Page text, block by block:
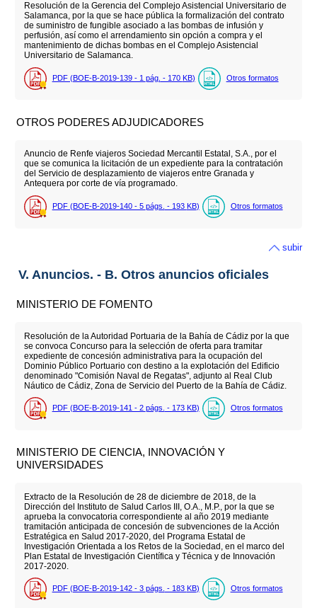
Resolución de la Gerencia del Complejo Asistencial Universitario de
Salamanca, por la que se hace pública la formalización del contrato
de suministro de fungible asociado a las bombas de infusión y
perfusión, así como el arrendamiento sin opción a compra y el
mantenimiento de dichas bombas en el Complejo Asistencial
Universitario de Salamanca.
PDF (BOE-B-2019-139 - 1 pág. - 170 KB) Otros formatos
OTROS PODERES ADJUDICADORES
Anuncio de Renfe viajeros Sociedad Mercantil Estatal, S.A., por el
que se comunica la licitación de un expediente para la contratación
del Servicio de desplazamiento de viajeros entre Granada y
Antequera por corte de vía programado.
PDF (BOE-B-2019-140 - 5 págs. - 193 KB) Otros formatos
subir
V. Anuncios. - B. Otros anuncios oficiales
MINISTERIO DE FOMENTO
Resolución de la Autoridad Portuaria de la Bahía de Cádiz por la que
se convoca Concurso para la selección de oferta para tramitar
expediente de concesión administrativa para la ocupación del
Dominio Público Portuario con destino a la explotación del Edificio
denominado "Comisión Naval de Regatas", adjunto al Real Club
Náutico de Cádiz, Zona de Servicio del Puerto de la Bahía de Cádiz.
PDF (BOE-B-2019-141 - 2 págs. - 173 KB) Otros formatos
MINISTERIO DE CIENCIA, INNOVACIÓN Y
UNIVERSIDADES
Extracto de la Resolución de 28 de diciembre de 2018, de la
Dirección del Instituto de Salud Carlos III, O.A., M.P., por la que se
aprueba la convocatoria correspondiente al año 2019 mediante
tramitación anticipada de concesión de subvenciones de la Acción
Estratégica en Salud 2017-2020, del Programa Estatal de
Investigación Orientada a los Retos de la Sociedad, en el marco del
Plan Estatal de Investigación Científica y Técnica y de Innovación
2017-2020.
PDF (BOE-B-2019-142 - 3 págs. - 183 KB) Otros formatos